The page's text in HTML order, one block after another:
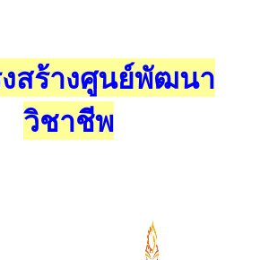
สร้างศูนย์พัฒนา
วิชาชีพ